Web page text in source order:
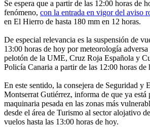
Se espera que a partir de las 12:00 horas de
fenómeno, con la entrada en vigor del aviso
en El Hierro de hasta 180 mm en 12 horas.
De especial relevancia es la suspensión de
13:00 horas de hoy por meteorología
pelotón de la UME, Cruz Roja Española y
Policía Canaria a partir de las 12:00 horas de
En este sentido, la consejera de Seguridad y
Montserrat Gutiérrez, informa de que ya está
maquinaria pesada en las zonas más
desde el área de Turismo al sector alojativo
vuelos hasta las 13:00 horas de hoy.